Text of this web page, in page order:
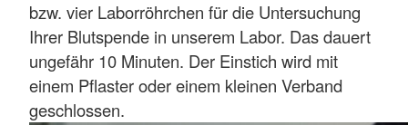
bzw. vier Laborröhrchen für die Untersuchung
Ihrer Blutspende in unserem Labor. Das dauert
ungefähr 10 Minuten. Der Einstich wird mit
einem Pflaster oder einem kleinen Verband
geschlossen.